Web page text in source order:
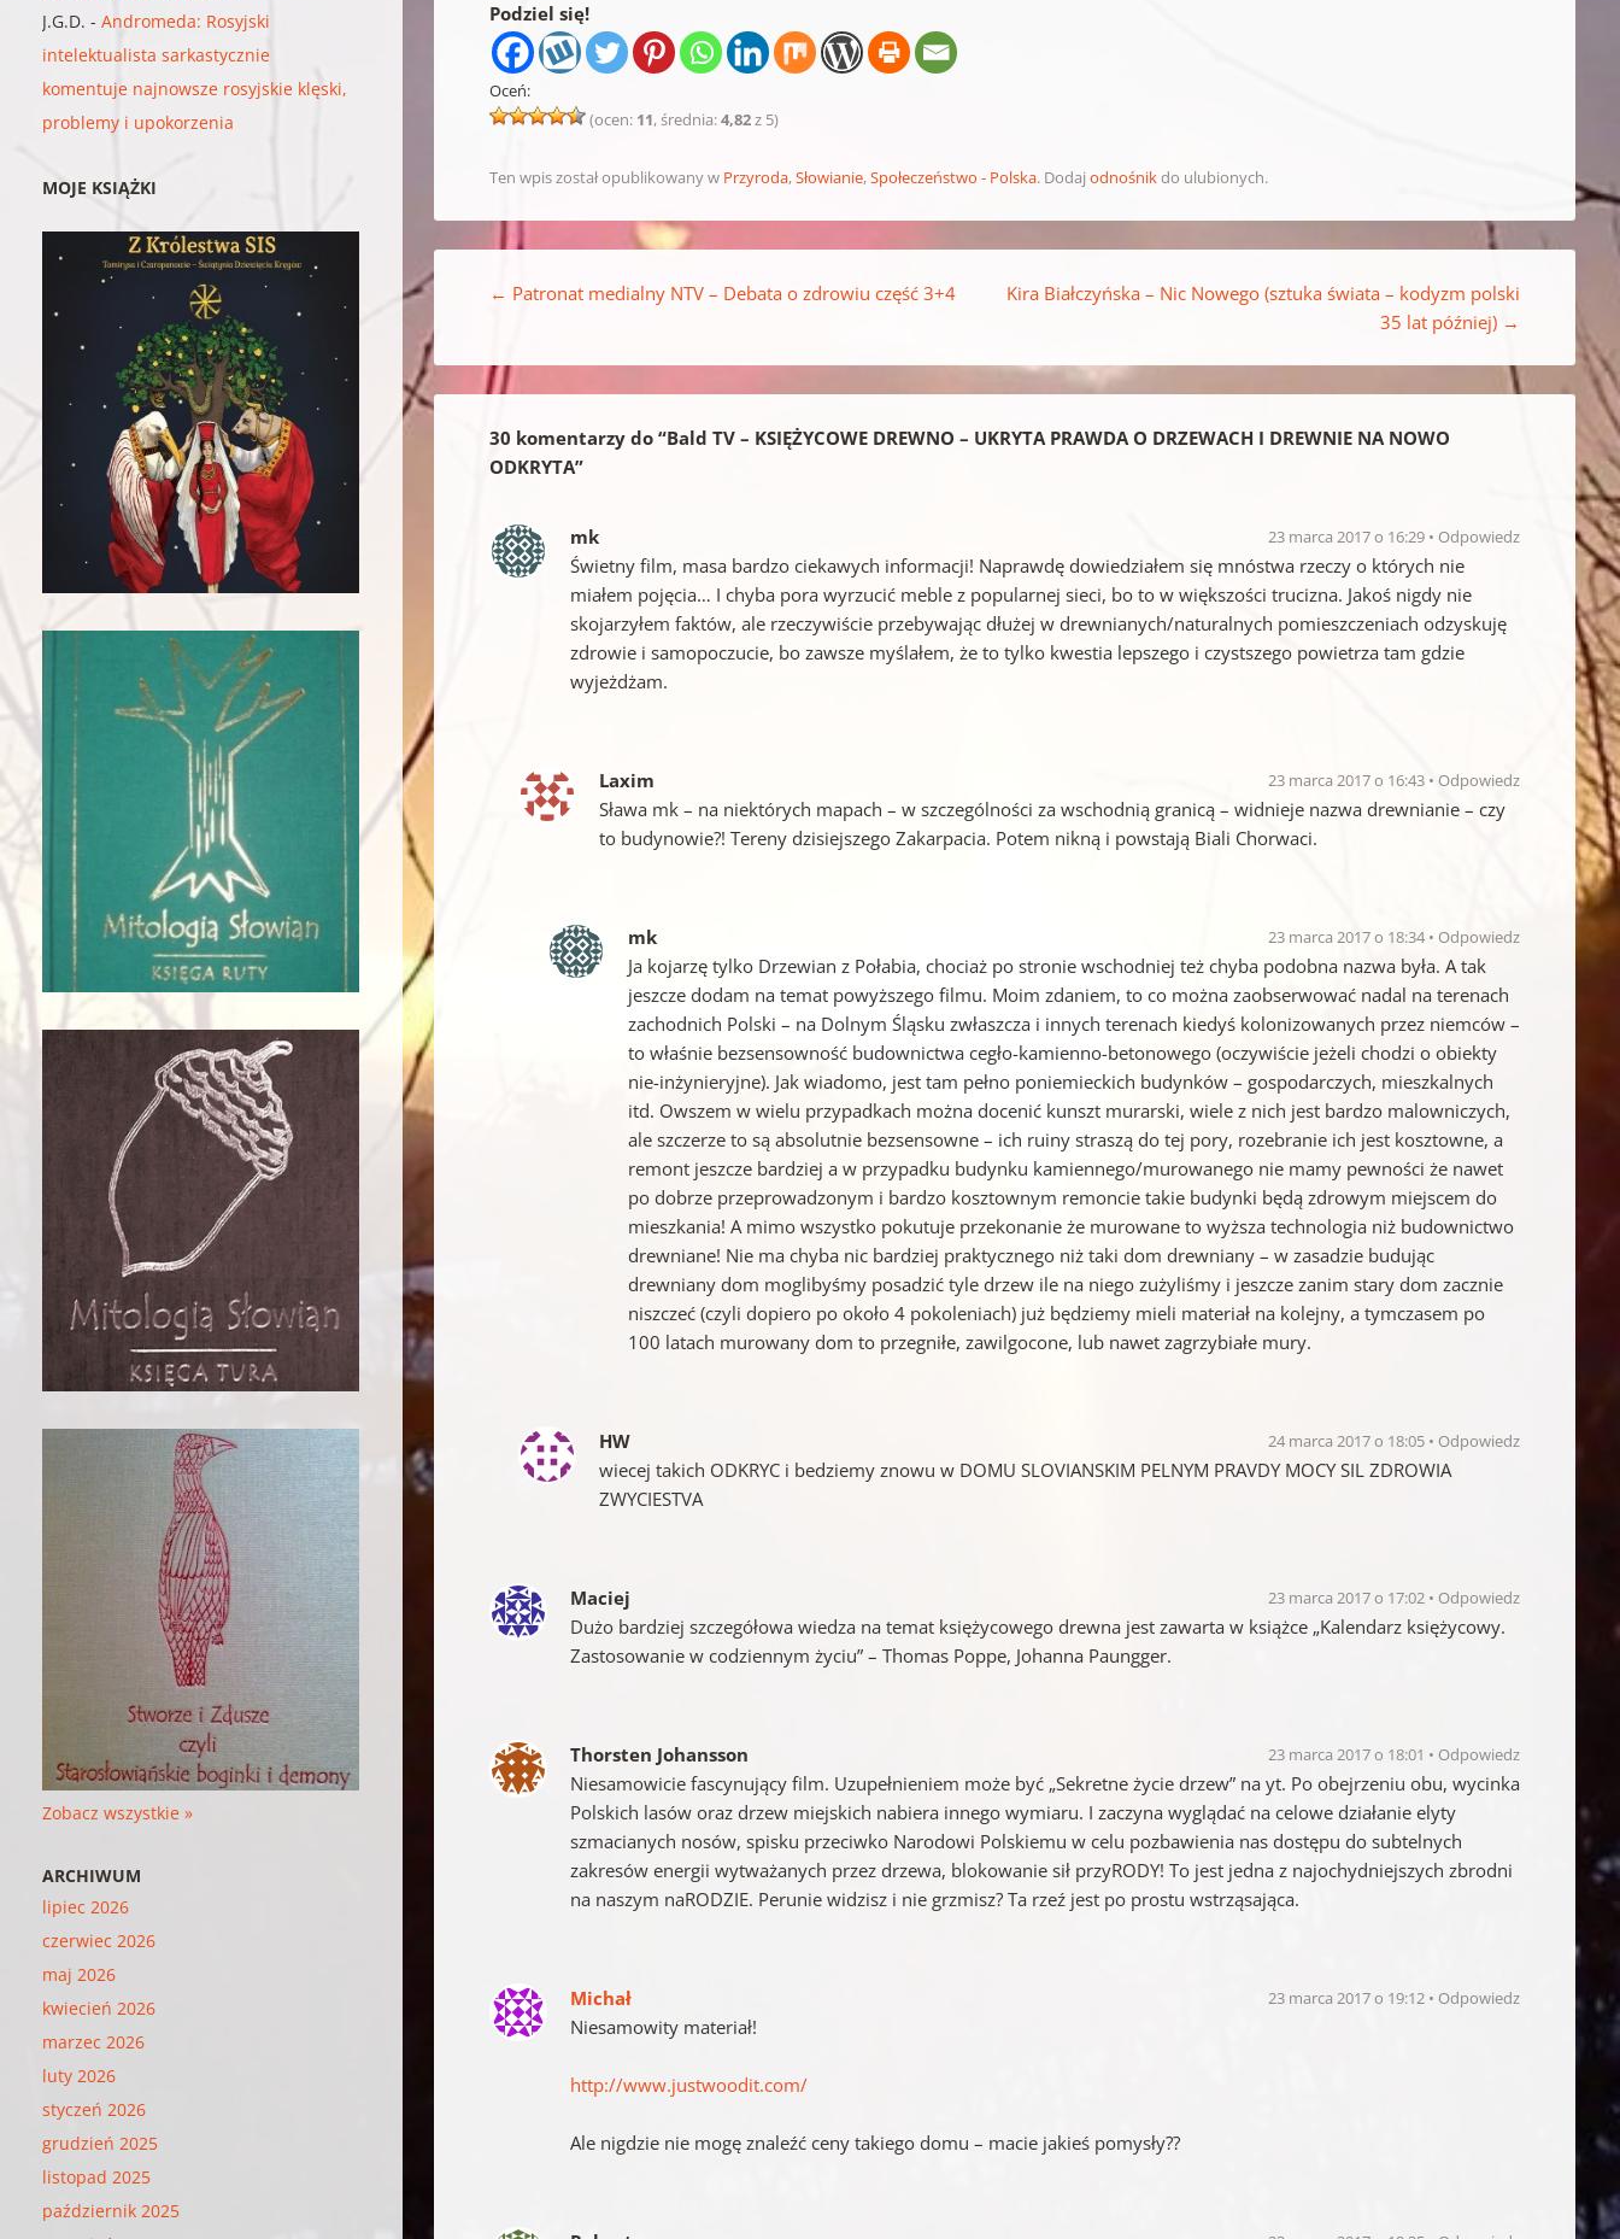
Podziel się!
Oceń:
(ocen: 11, średnia:4,82z 5)
Ten wpis został opublikowany w Przyroda,Słowianie,Społeczeństwo - Polska. Dodajodnośnikdo ulubionych.
← Patronat medialny NTV – Debata o zdrowiu część 3+4
Kira Białczyńska – Nic Nowego (sztuka świata – kodyzm polski
35 lat później) →
30 komentarzy do “Bald TV – KSIĘŻYCOWE DREWNO – UKRYTA PRAWDA O DRZEWACH I DREWNIE NA NOWO
ODKRYTA”
mk 23 marca 2017 o 16:29 Odpowiedz
Świetny film, masa bardzo ciekawych informacji! Naprawdę dowiedziałem się mnóstwa rzeczy o których nie
miałem pojęcia… I chyba pora wyrzucić meble z popularnej sieci, bo to w większości trucizna. Jakoś nigdy nie
skojarzyłem faktów, ale rzeczywiście przebywając dłużej w drewnianych/naturalnych pomieszczeniach odzyskuję
zdrowie i samopoczucie, bo zawsze myślałem, że to tylko kwestia lepszego i czystszego powietrza tam gdzie
wyjeżdżam.
Laxim 23 marca 2017 o 16:43 Odpowiedz
Sława mk – na niektórych mapach – w szczególności za wschodnią granicą – widnieje nazwa drewnianie – czy
to budynowie?! Tereny dzisiejszego Zakarpacia. Potem nikną i powstają Biali Chorwaci.
mk 23 marca 2017 o 18:34 Odpowiedz
Ja kojarzę tylko Drzewian z Połabia, chociaż po stronie wschodniej też chyba podobna nazwa była. A tak
jeszcze dodam na temat powyższego filmu. Moim zdaniem, to co można zaobserwować nadal na terenach
zachodnich Polski – na Dolnym Śląsku zwłaszcza i innych terenach kiedyś kolonizowanych przez niemców –
to właśnie bezsensowność budownictwa cegło-kamienno-betonowego (oczywiście jeżeli chodzi o obiekty
nie-inżynieryjne). Jak wiadomo, jest tam pełno poniemieckich budynków – gospodarczych, mieszkalnych
itd. Owszem w wielu przypadkach można docenić kunszt murarski, wiele z nich jest bardzo malowniczych,
ale szczerze to są absolutnie bezsensowne – ich ruiny straszą do tej pory, rozebranie ich jest kosztowne, a
remont jeszcze bardziej a w przypadku budynku kamiennego/murowanego nie mamy pewności że nawet
po dobrze przeprowadzonym i bardzo kosztownym remoncie takie budynki będą zdrowym miejscem do
mieszkania! A mimo wszystko pokutuje przekonanie że murowane to wyższa technologia niż budownictwo
drewniane! Nie ma chyba nic bardziej praktycznego niż taki dom drewniany – w zasadzie budując
drewniany dom moglibyśmy posadzić tyle drzew ile na niego zużyliśmy i jeszcze zanim stary dom zacznie
niszczeć (czyli dopiero po około 4 pokoleniach) już będziemy mieli materiał na kolejny, a tymczasem po
100 latach murowany dom to przegniłe, zawilgocone, lub nawet zagrzybiałe mury.
HW 24 marca 2017 o 18:05 Odpowiedz
wiecej takich ODKRYC i bedziemy znowu w DOMU SLOVIANSKIM PELNYM PRAVDY MOCY SIL ZDROWIA
ZWYCIESTVA
Maciej 23 marca 2017 o 17:02 Odpowiedz
Dużo bardziej szczegółowa wiedza na temat księżycowego drewna jest zawarta w książce „Kalendarz księżycowy.
Zastosowanie w codziennym życiu” – Thomas Poppe, Johanna Paungger.
Thorsten Johansson 23 marca 2017 o 18:01 Odpowiedz
Niesamowicie fascynujący film. Uzupełnieniem może być „Sekretne życie drzew” na yt. Po obejrzeniu obu, wycinka
Polskich lasów oraz drzew miejskich nabiera innego wymiaru. I zaczyna wyglądać na celowe działanie elyty
szmacianych nosów, spisku przeciwko Narodowi Polskiemu w celu pozbawienia nas dostępu do subtelnych
zakresów energii wytważanych przez drzewa, blokowanie sił przyRODY! To jest jedna z najochydniejszych zbrodni
na naszym naRODZIE. Perunie widzisz i nie grzmisz? Ta rzeź jest po prostu wstrząsająca.
Michał 23 marca 2017 o 19:12 Odpowiedz
Niesamowity materiał!
http://www.justwoodit.com/
Ale nigdzie nie mogę znaleźć ceny takiego domu – macie jakieś pomysły??
J.G.D. -Andromeda: Rosyjski
intelektualista sarkastycznie
komentuje najnowsze rosyjskie klęski,
problemy i upokorzenia
MOJE KSIĄŻKI
Zobacz wszystkie »
ARCHIWUM
lipiec 2026
czerwiec 2026
maj 2026
kwiecień 2026
marzec 2026
luty 2026
styczeń 2026
grudzień 2025
listopad 2025
październik 2025